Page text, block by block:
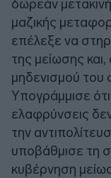
δωρεάν
μαζικής
επέλεξε να
της μείωσης
μηδενισμού
Υπογράμμισε
ελαφρύνσεις
την
υποβάθμισε τη
κυβέρνηση